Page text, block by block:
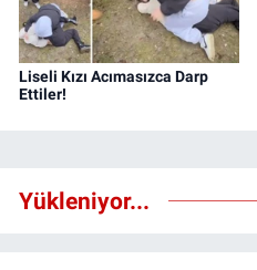
Liseli Kızı Acımasızca Darp
Ettiler!
Yükleniyor...